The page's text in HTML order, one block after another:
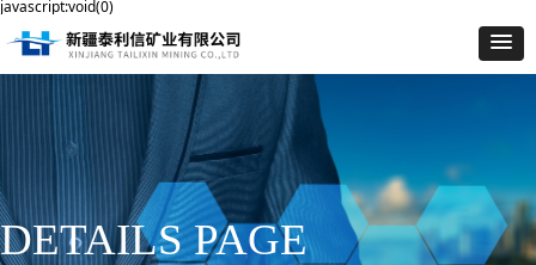
javascript:void(0)
DETAILS PAGE